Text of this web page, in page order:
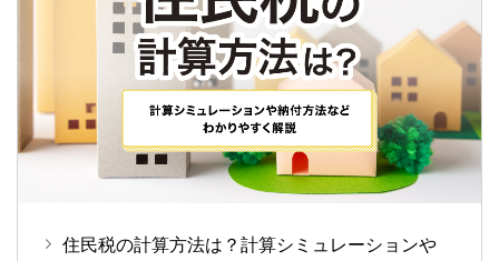
住民税の計算方法は？計算シミュレーションや